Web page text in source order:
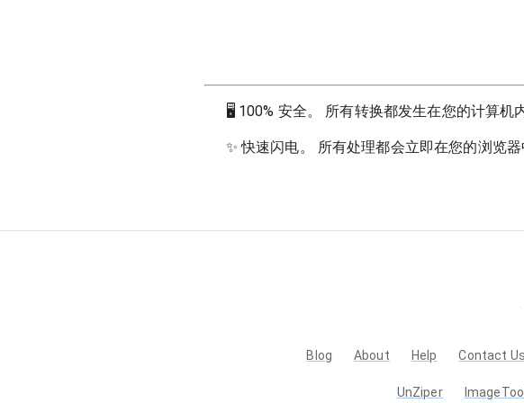
🖥 100% 安全。 所有转换都发生在您的计算机
✨快速闪电。 所有处理都会立即在您的浏览器
Blog About Help Contact Us
UnZiper